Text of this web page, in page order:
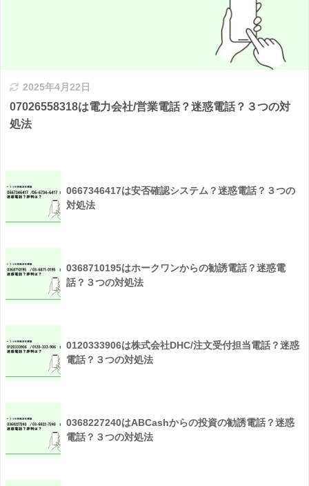
2025年4月22日
07026558318は電力会社/営業電話？迷惑電話？３つの対
処法
0667346417は安否確認システム？迷惑電話？３つの
対処法
0368710195はホークワンからの勧誘電話？迷惑電
話？３つの対処法
0120333906は株式会社DHC/注文受付担当電話？迷惑
電話？３つの対処法
0368227240はABCashからの投資の勧誘電話？迷惑
電話？３つの対処法